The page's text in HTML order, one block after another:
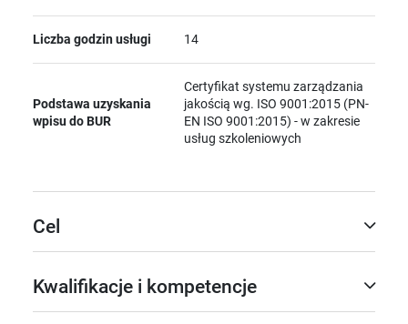
Liczba godzin usługi 14
Podstawa uzyskania
wpisu do BUR
Certyfikat systemu zarządzania
jakością wg. ISO 9001:2015 (PN-
EN ISO 9001:2015) - w zakresie
usług szkoleniowych
Cel
Kwalifikacje i kompetencje